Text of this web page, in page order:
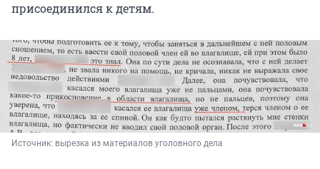
присоединился к детям.
Источник: вырезка из материалов уголовного дела